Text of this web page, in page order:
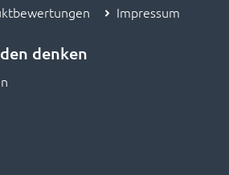
Impressum
denken